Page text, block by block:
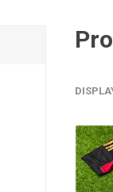
Brazil
Brazil